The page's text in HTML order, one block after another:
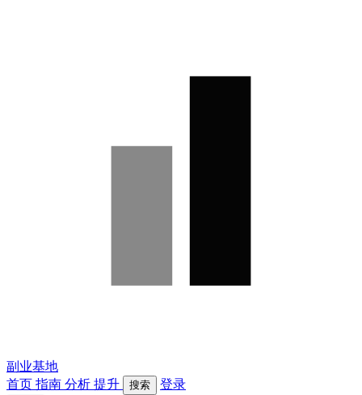
副业基地
首页 指南 分析 提升 搜索 登录